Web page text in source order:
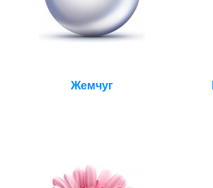
Жемчуг